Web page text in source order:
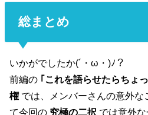
総まとめ
いかがでしたか(´・ω・)ﾉ？
前編の ｢これを語らせたらちょ
権 では、メンバーさんの意外
て今回の 究極の二択 では意外